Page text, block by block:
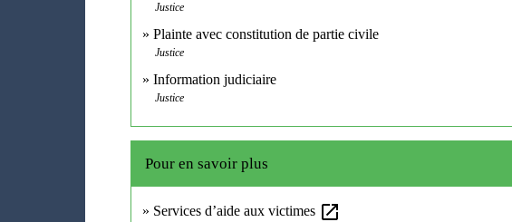
Justice
Plainte avec constitution de partie civile
Justice
Information judiciaire
Justice
Pour en savoir plus
Services d’aide aux victimes open_in_new